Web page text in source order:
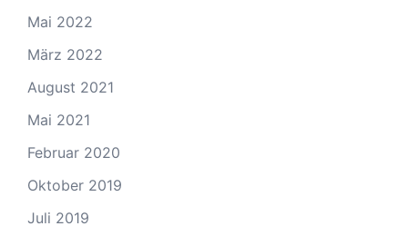
Mai 2022
März 2022
August 2021
Mai 2021
Februar 2020
Oktober 2019
Juli 2019